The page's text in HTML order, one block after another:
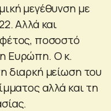
μεγέθυνση με
Αλλά και
ποσοστό
Ευρώπη. Ο κ.
διαρκή μείωση του
αλλά και τη